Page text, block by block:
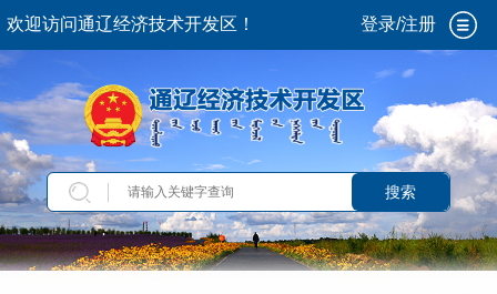
欢迎访问通辽经济技术开发区！ 登录/注册
搜索